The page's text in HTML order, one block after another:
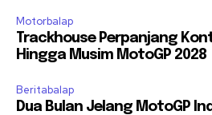
Motorbalap
Trackhouse Perpanjang
Hingga Musim MotoGP 2028
Beritabalap
Dua Bulan Jelang MotoGP